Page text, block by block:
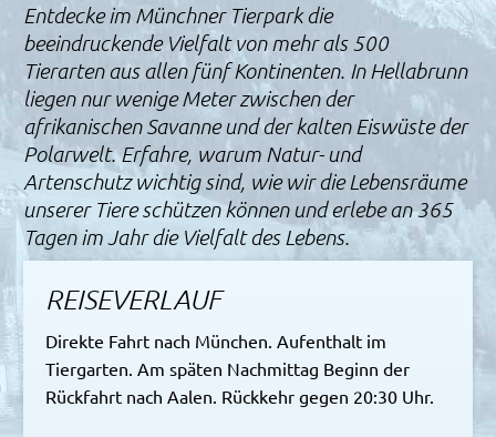
Entdecke im Münchner Tierpark die
beeindruckende Vielfalt von mehr als 500
Tierarten aus allen fünf Kontinenten. In Hellabrunn
liegen nur wenige Meter zwischen der
afrikanischen Savanne und der kalten Eiswüste der
Polarwelt. Erfahre, warum Natur- und
Artenschutz wichtig sind, wie wir die Lebensräume
unserer Tiere schützen können und erlebe an 365
Tagen im Jahr die Vielfalt des Lebens.
REISEVERLAUF
Direkte Fahrt nach München. Aufenthalt im
Tiergarten. Am späten Nachmittag Beginn der
Rückfahrt nach Aalen. Rückkehr gegen 20:30 Uhr.